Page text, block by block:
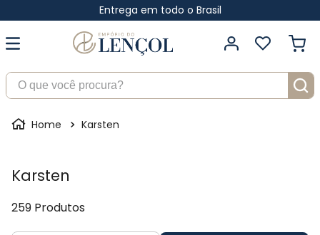
Entrega em todo o Brasil
O que você procura?
Karsten
Karsten
259 Produtos